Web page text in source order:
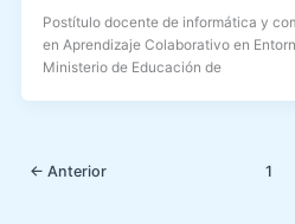
Postítulo docente de informática y
en Aprendizaje Colaborativo en
Ministerio de Educación de
← Anterior 1